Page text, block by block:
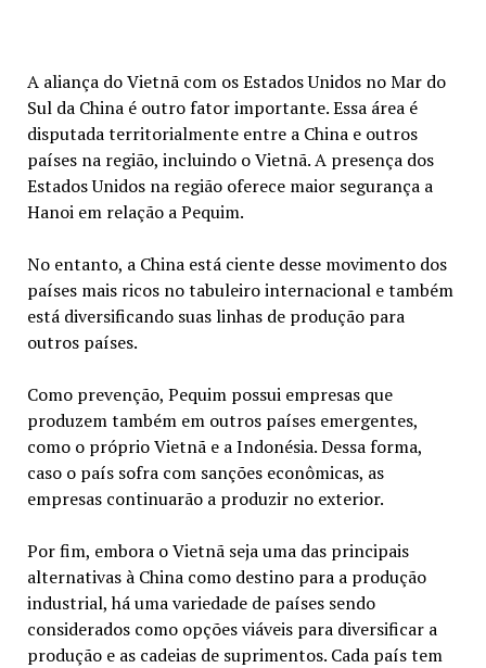
A aliança do Vietnã com os Estados Unidos no Mar do
Sul da China é outro fator importante. Essa área é
disputada territorialmente entre a China e outros
países na região, incluindo o Vietnã. A presença dos
Estados Unidos na região oferece maior segurança a
Hanoi em relação a Pequim.
No entanto, a China está ciente desse movimento dos
países mais ricos no tabuleiro internacional e também
está diversificando suas linhas de produção para
outros países.
Como prevenção, Pequim possui empresas que
produzem também em outros países emergentes,
como o próprio Vietnã e a Indonésia. Dessa forma,
caso o país sofra com sanções econômicas, as
empresas continuarão a produzir no exterior.
Por fim, embora o Vietnã seja uma das principais
alternativas à China como destino para a produção
industrial, há uma variedade de países sendo
considerados como opções viáveis para diversificar a
produção e as cadeias de suprimentos. Cada país tem